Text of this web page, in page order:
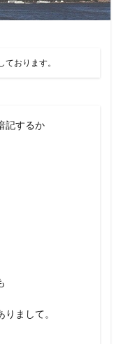
おります。
記するか
まして。